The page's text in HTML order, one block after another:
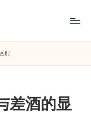
别​
差酒的显